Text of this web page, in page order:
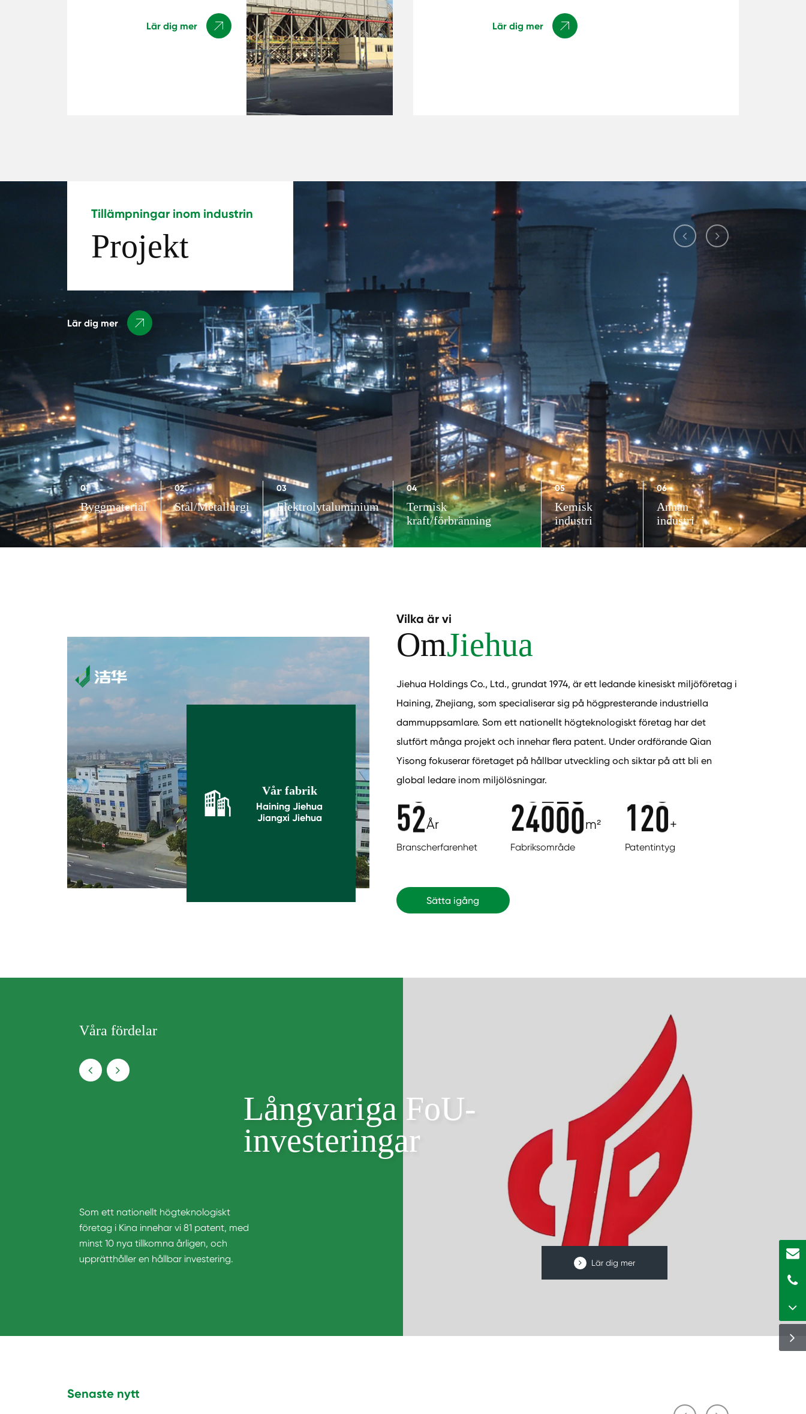
Lär dig mer  Lär dig mer 
Tillämpningar inom industrin
Projekt
Lär dig mer 
01
Byggmaterial
02
Stål/Metallurgi
03
Elektrolytaluminium
04
Termisk
kraft/förbränning
05
Kemisk
industri
06
Annan
industri
Vår fabrik
Haining Jiehua
Jiangxi Jiehua
Vilka är vi
OmJiehua
Jiehua Holdings Co., Ltd., grundat 1974, är ett ledande kinesiskt miljöföretag i
Haining, Zhejiang, som specialiserar sig på högpresterande industriella
dammuppsamlare. Som ett nationellt högteknologiskt företag har det
slutfört många projekt och innehar flera patent. Under ordförande Qian
Yisong fokuserar företaget på hållbar utveckling och siktar på att bli en
global ledare inom miljölösningar.
52År
Branscherfarenhet
24000m²
Fabriksområde
120+
Patentintyg
Sätta igång
Våra fördelar
Som ett nationellt högteknologiskt
företag i Kina innehar vi 81 patent, med
minst 10 nya tillkomna årligen, och
upprätthåller en hållbar investering.
Långvariga FoU-
investeringar
Lär dig mer
Senaste nytt